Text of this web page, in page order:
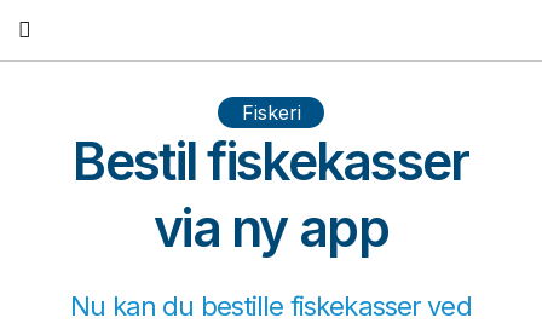
Fiskeri
Bestil fiskekasser
via ny app
Nu kan du bestille fiskekasser ved